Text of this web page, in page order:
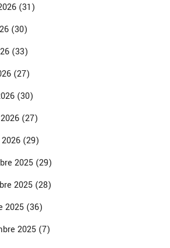
(31)
(30)
(33)
(27)
(30)
(27)
(29)
2025 (29)
2025 (28)
2025 (36)
2025 (7)